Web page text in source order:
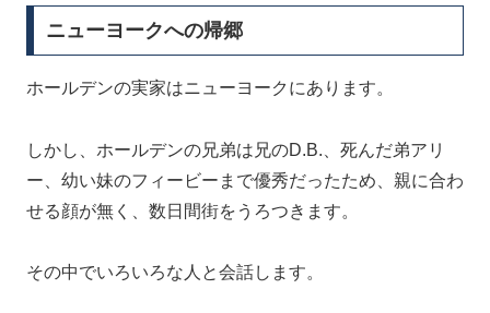
ニューヨークへの帰郷
ホールデンの実家はニューヨークにあります。
しかし、ホールデンの兄弟は兄のD.B.、死んだ弟アリ
ー、幼い妹のフィービーまで優秀だったため、親に合わ
せる顔が無く、数日間街をうろつきます。
その中でいろいろな人と会話します。